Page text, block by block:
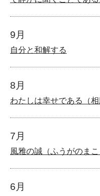
9月
自分と和解する
8月
わたしは幸せである（相
7月
風雅の誠（ふうがのまこ
6月